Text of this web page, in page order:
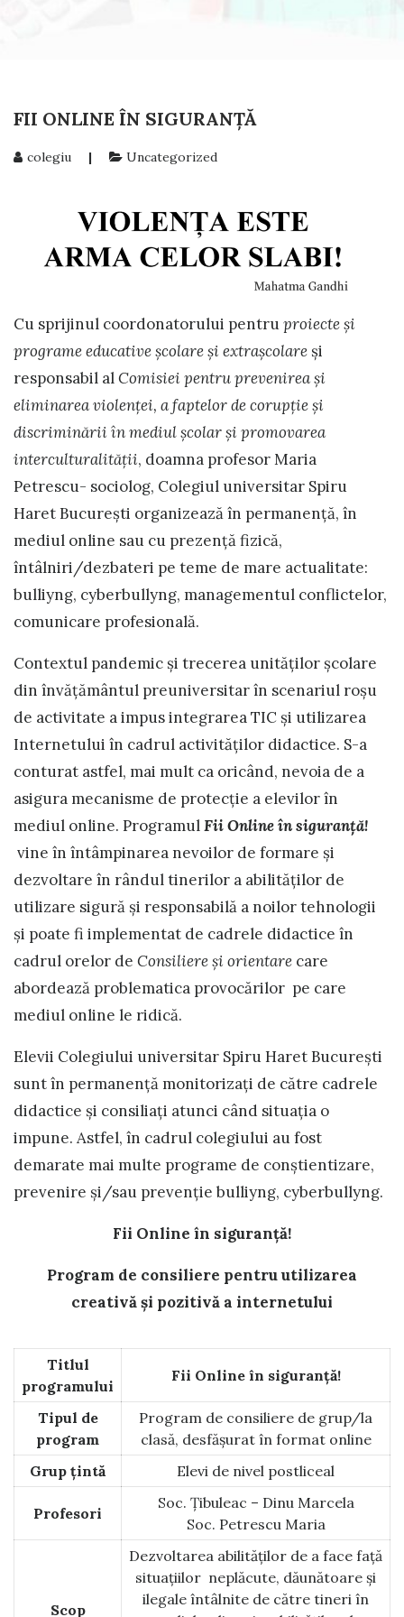
FII ONLINE ÎN SIGURANȚĂ
colegiu | Uncategorized
Cu sprijinul coordonatorului pentruproiecte și
programe educative școlare și extrașcolare și
responsabil alComisiei pentru prevenirea și
eliminarea violenței, a faptelor de corupție și
discriminării în mediul școlar și promovarea
interculturalității, doamna profesor Maria
Petrescu- sociolog, Colegiul universitar Spiru
Haret București organizează în permanență, în
mediul online sau cu prezență fizică,
întâlniri/dezbateri pe teme de mare actualitate:
bulliyng, cyberbullyng, managementul conflictelor,
comunicare profesională.
Contextul pandemic și trecerea unităților școlare
din învățământul preuniversitar în scenariul roșu
de activitate a impus integrarea TIC şi utilizarea
Internetului în cadrul activităţilor didactice. S-a
conturat astfel, mai mult ca oricând, nevoia de a
asigura mecanisme de protecţie a elevilor în
mediul online. ProgramulFii Online în siguranță!
vine în întâmpinarea nevoilor de formare și
dezvoltare în rândul tinerilor a abilităților de
utilizare sigură și responsabilă a noilor tehnologii
și poate fi implementat de cadrele didactice în
cadrul orelor de Consiliere și orientare care
abordează problematica provocărilor pe care
mediul online le ridică.
Elevii Colegiului universitar Spiru Haret București
sunt în permanență monitorizați de către cadrele
didactice și consiliați atunci când situația o
impune. Astfel, în cadrul colegiului au fost
demarate mai multe programe de conștientizare,
prevenire și/sau prevenție bulliyng, cyberbullyng.
Fii Online în siguranță!
Program de consiliere pentru utilizarea
creativă şi pozitivă a internetului
Titlul
programului
Fii Online în siguranță!
Tipul de
program
Program de consiliere de grup/la
clasă, desfășurat în format online
Grup ţintă
Elevi de nivel postliceal
Profesori
Soc. Țibuleac – Dinu Marcela
Soc. Petrescu Maria
Scop
Dezvoltarea abilităților de a face față
situațiilor neplăcute, dăunătoare şi
ilegale întâlnite de către tineri în